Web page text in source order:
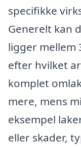
specifikke
Generelt kan
ligger mellem
efter hvilket
komplet
mere, mens
eksempel
eller skader,